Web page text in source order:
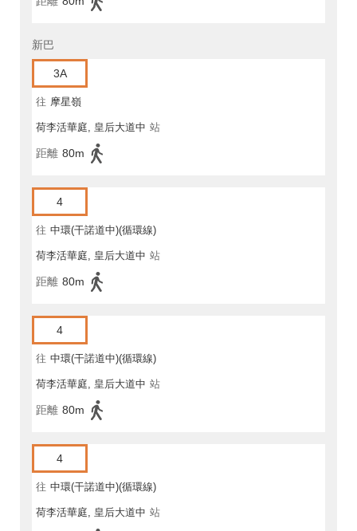
新巴
3A
往 摩星嶺
荷李活華庭, 皇后大道中 站
距離 80m
4
往 中環(干諾道中)(循環線)
荷李活華庭, 皇后大道中 站
距離 80m
4
往 中環(干諾道中)(循環線)
荷李活華庭, 皇后大道中 站
距離 80m
4
往 中環(干諾道中)(循環線)
荷李活華庭, 皇后大道中 站